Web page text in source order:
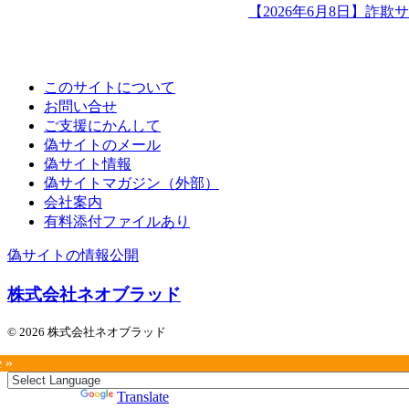
【2026年6月8日】詐
このサイトについて
お問い合せ
ご支援にかんして
偽サイトのメール
偽サイト情報
偽サイトマガジン（外部）
会社案内
有料添付ファイルあり
偽サイトの情報公開
株式会社ネオブラッド
© 2026 株式会社ネオブラッド
»
Translate